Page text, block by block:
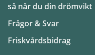
så når du din drömvikt
Frågor & Svar
Friskvårdsbidrag